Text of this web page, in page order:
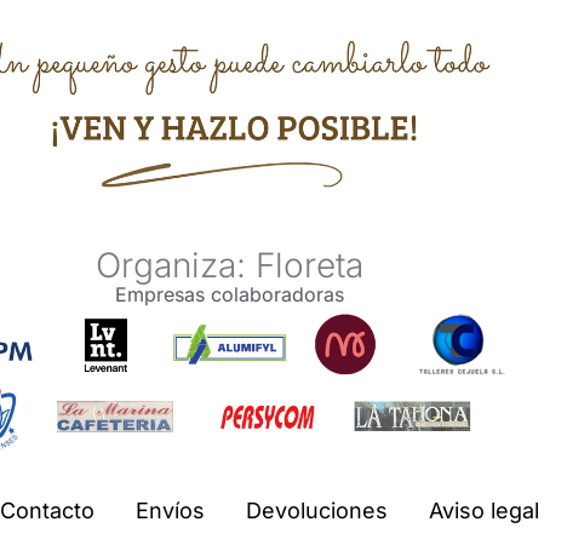
Organiza: Floreta
Empresas colaboradoras
Contacto Envíos Devoluciones Aviso legal